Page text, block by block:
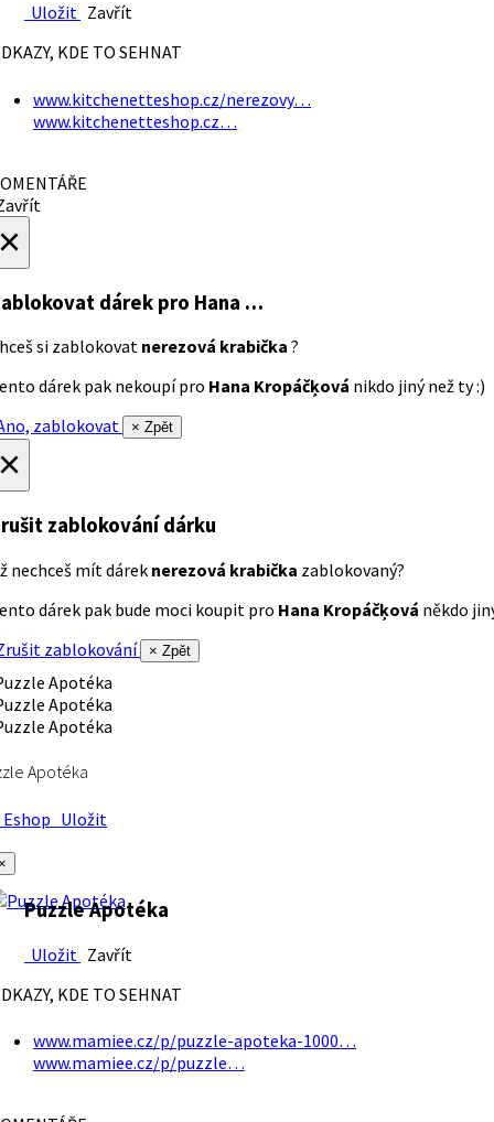
Uložit Zavřít
KDE TO SEHNAT
www.kitchenetteshop.cz/nerezovy…
www.kitchenetteshop.cz…
dárek pro Hana …
si zablokovat nerezová krabička ?
dárek pak nekoupí pro Hana Kropáčķová nikdo jiný než ty :)
zablokovat
× Zpět
zablokování dárku
nechceš mít dárek nerezová krabička zablokovaný?
dárek pak bude moci koupit pro Hana Kropáčķová někdo
zablokování
× Zpět
Apotéka
Uložit
Puzzle Apotéka
Uložit Zavřít
KDE TO SEHNAT
www.mamiee.cz/p/puzzle-apoteka-1000…
www.mamiee.cz/p/puzzle…